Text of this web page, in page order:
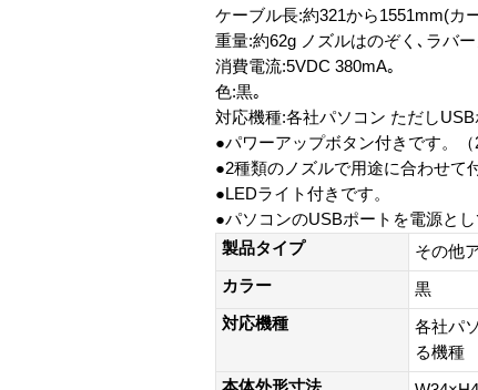
ケーブル長:約321から1551mm(カ
重量:約62g ノズルはのぞく､ラバ
消費電流:5VDC 380mA｡
色:黒｡
対応機種:各社パソコン ただし
●パワーアップボタン付きです。（
●2種類のノズルで用途に合わせて
●LEDライト付きです。
●パソコンのUSBポートを電源と
製品タイプ
その他
カラー
黒
対応機種
各社パ
る機種
本体外形寸法